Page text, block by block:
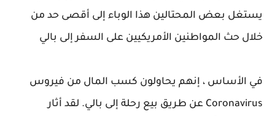
يستغل بعض المحتالين هذا الوباء إلى أقصى حد من
خلال حث المواطنين الأمريكيين على السفر إلى بالي
في الأساس ، إنهم يحاولون كسب المال من فيروس
Coronavirus عن طريق بيع رحلة إلى بالي. لقد أثار